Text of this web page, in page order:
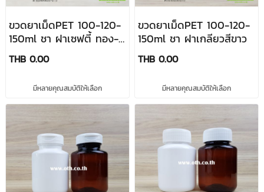
ขวดยาเม็ดPET 100-120-
150ml ชา ฝาเซฟตี้ ทอง-
ขาว
THB 0.00
มีหลายคุณสมบัติให้เลือก
ขวดยาเม็ดPET 100-120-
150ml ชา ฝาเกลียวสีขาว
THB 0.00
มีหลายคุณสมบัติให้เลือก